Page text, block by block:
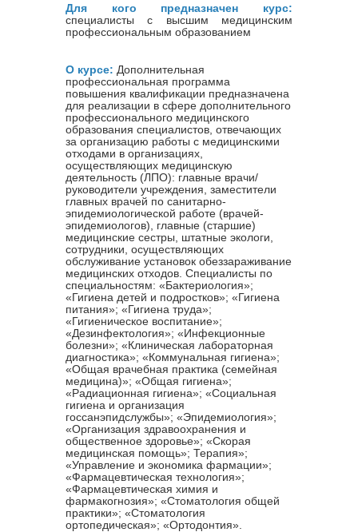
Для кого предназначен курс:
специалисты с высшим медицинским
профессиональным образованием
О курсе: Дополнительная
профессиональная программа
повышения квалификации предназначена
для реализации в сфере дополнительного
профессионального медицинского
образования специалистов, отвечающих
за организацию работы с медицинскими
отходами в организациях,
осуществляющих медицинскую
деятельность (ЛПО): главные врачи/
руководители учреждения, заместители
главных врачей по санитарно-
эпидемиологической работе (врачей-
эпидемиологов), главные (старшие)
медицинские сестры, штатные экологи,
сотрудники, осуществляющих
обслуживание установок обеззараживание
медицинских отходов. Специалисты по
специальностям: «Бактериология»;
«Гигиена детей и подростков»; «Гигиена
питания»; «Гигиена труда»;
«Гигиеническое воспитание»;
«Дезинфектология»; «Инфекционные
болезни»; «Клиническая лабораторная
диагностика»; «Коммунальная гигиена»;
«Общая врачебная практика (семейная
медицина)»; «Общая гигиена»;
«Радиационная гигиена»; «Социальная
гигиена и организация
госсанэпидслужбы»; «Эпидемиология»;
«Организация здравоохранения и
общественное здоровье»; «Скорая
медицинская помощь»; Терапия»;
«Управление и экономика фармации»;
«Фармацевтическая технология»;
«Фармацевтическая химия и
фармакогнозия»; «Стоматология общей
практики»; «Стоматология
ортопедическая»; «Ортодонтия».